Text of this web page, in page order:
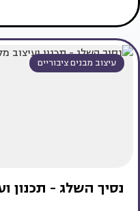
עיצוב מבנים ציבוריים
נסיך השלג - תכנון